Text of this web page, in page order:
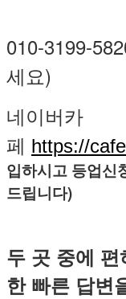
010-3199-
세요)
네이버카
페 https://
입하시고 등업신
드립니다)
두 곳 중에
한 빠른 답변